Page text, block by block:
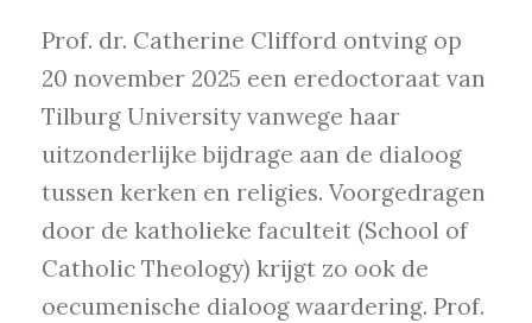
Prof. dr. Catherine Clifford ontving op
20 november 2025 een eredoctoraat van
Tilburg University vanwege haar
uitzonderlijke bijdrage aan de dialoog
tussen kerken en religies. Voorgedragen
door de katholieke faculteit (School of
Catholic Theology) krijgt zo ook de
oecumenische dialoog waardering. Prof.